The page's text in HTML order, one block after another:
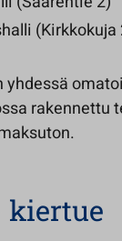
(Kirkkokuja
kiertue